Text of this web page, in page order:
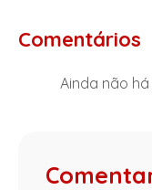
Comentários
Ainda não